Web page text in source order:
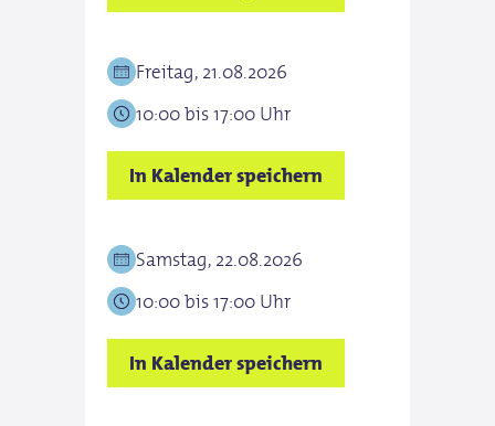
Freitag, 21.08.2026
10:00 bis 17:00 Uhr
In Kalender speichern
Samstag, 22.08.2026
10:00 bis 17:00 Uhr
In Kalender speichern